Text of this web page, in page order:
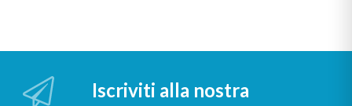
Iscriviti alla nostra